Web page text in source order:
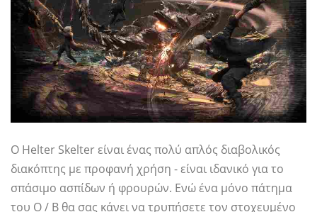
Ο Helter Skelter είναι ένας πολύ απλός διαβολικός
διακόπτης με προφανή χρήση - είναι ιδανικό για το
σπάσιμο ασπίδων ή φρουρών. Ενώ ένα μόνο πάτημα
του O / B θα σας κάνει να τρυπήσετε τον στοχευμένο